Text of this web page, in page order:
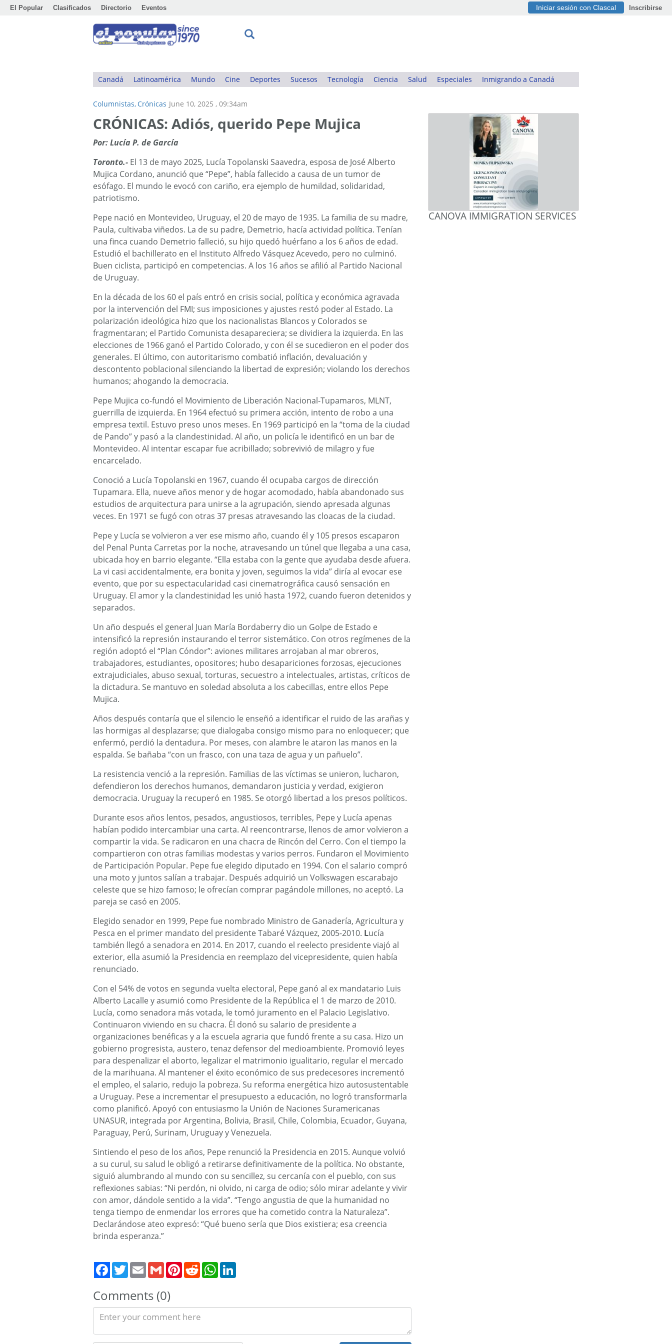
El Popular Clasificados Directorio Eventos Iniciar sesión con Clascal Inscribirse
Canadá Latinoamérica Mundo Cine Deportes Sucesos Tecnología Ciencia Salud Especiales Inmigrando a Canadá
Columnistas, Crónicas June 10, 2025 , 09:34am
CRÓNICAS: Adiós, querido Pepe Mujica
Por: Lucía P. de García
Toronto.- El 13 de mayo 2025, Lucía Topolanski Saavedra, esposa de José Alberto
Mujica Cordano, anunció que “Pepe”, había fallecido a causa de un tumor de
esófago. El mundo le evocó con cariño, era ejemplo de humildad, solidaridad,
patriotismo.
Pepe nació en Montevideo, Uruguay, el 20 de mayo de 1935. La familia de su madre,
Paula, cultivaba viñedos. La de su padre, Demetrio, hacía actividad política. Tenían
una finca cuando Demetrio falleció, su hijo quedó huérfano a los 6 años de edad.
Estudió el bachillerato en el Instituto Alfredo Vásquez Acevedo, pero no culminó.
Buen ciclista, participó en competencias. A los 16 años se afilió al Partido Nacional
de Uruguay.
En la década de los 60 el país entró en crisis social, política y económica agravada
por la intervención del FMI; sus imposiciones y ajustes restó poder al Estado. La
polarización ideológica hizo que los nacionalistas Blancos y Colorados se
fragmentaran; el Partido Comunista desapareciera; se dividiera la izquierda. En las
elecciones de 1966 ganó el Partido Colorado, y con él se sucedieron en el poder dos
generales. El último, con autoritarismo combatió inflación, devaluación y
descontento poblacional silenciando la libertad de expresión; violando los derechos
humanos; ahogando la democracia.
Pepe Mujica co-fundó el Movimiento de Liberación Nacional-Tupamaros, MLNT,
guerrilla de izquierda. En 1964 efectuó su primera acción, intento de robo a una
empresa textil. Estuvo preso unos meses. En 1969 participó en la “toma de la ciudad
de Pando” y pasó a la clandestinidad. Al año, un policía le identificó en un bar de
Montevideo. Al intentar escapar fue acribillado; sobrevivió de milagro y fue
encarcelado.
Conoció a Lucía Topolanski en 1967, cuando él ocupaba cargos de dirección
Tupamara. Ella, nueve años menor y de hogar acomodado, había abandonado sus
estudios de arquitectura para unirse a la agrupación, siendo apresada algunas
veces. En 1971 se fugó con otras 37 presas atravesando las cloacas de la ciudad.
Pepe y Lucía se volvieron a ver ese mismo año, cuando él y 105 presos escaparon
del Penal Punta Carretas por la noche, atravesando un túnel que llegaba a una casa,
ubicada hoy en barrio elegante. “Ella estaba con la gente que ayudaba desde afuera.
La vi casi accidentalmente, era bonita y joven, seguimos la vida” diría al evocar ese
evento, que por su espectacularidad casi cinematrográfica causó sensación en
Uruguay. El amor y la clandestinidad les unió hasta 1972, cuando fueron detenidos y
separados.
Un año después el general Juan María Bordaberry dio un Golpe de Estado e
intensificó la represión instaurando el terror sistemático. Con otros regímenes de la
región adoptó el “Plan Cóndor”: aviones militares arrojaban al mar obreros,
trabajadores, estudiantes, opositores; hubo desapariciones forzosas, ejecuciones
extrajudiciales, abuso sexual, torturas, secuestro a intelectuales, artistas, críticos de
la dictadura. Se mantuvo en soledad absoluta a los cabecillas, entre ellos Pepe
Mujica.
Años después contaría que el silencio le enseñó a identificar el ruido de las arañas y
las hormigas al desplazarse; que dialogaba consigo mismo para no enloquecer; que
enfermó, perdió la dentadura. Por meses, con alambre le ataron las manos en la
espalda. Se bañaba “con un frasco, con una taza de agua y un pañuelo”.
La resistencia venció a la represión. Familias de las víctimas se unieron, lucharon,
defendieron los derechos humanos, demandaron justicia y verdad, exigieron
democracia. Uruguay la recuperó en 1985. Se otorgó libertad a los presos políticos.
Durante esos años lentos, pesados, angustiosos, terribles, Pepe y Lucía apenas
habían podido intercambiar una carta. Al reencontrarse, llenos de amor volvieron a
compartir la vida. Se radicaron en una chacra de Rincón del Cerro. Con el tiempo la
compartieron con otras familias modestas y varios perros. Fundaron el Movimiento
de Participación Popular. Pepe fue elegido diputado en 1994. Con el salario compró
una moto y juntos salían a trabajar. Después adquirió un Volkswagen escarabajo
celeste que se hizo famoso; le ofrecían comprar pagándole millones, no aceptó. La
pareja se casó en 2005.
Elegido senador en 1999, Pepe fue nombrado Ministro de Ganadería, Agricultura y
Pesca en el primer mandato del presidente Tabaré Vázquez, 2005-2010. Lucía
también llegó a senadora en 2014. En 2017, cuando el reelecto presidente viajó al
exterior, ella asumió la Presidencia en reemplazo del vicepresidente, quien había
renunciado.
Con el 54% de votos en segunda vuelta electoral, Pepe ganó al ex mandatario Luis
Alberto Lacalle y asumió como Presidente de la República el 1 de marzo de 2010.
Lucía, como senadora más votada, le tomó juramento en el Palacio Legislativo.
Continuaron viviendo en su chacra. Él donó su salario de presidente a
organizaciones benéficas y a la escuela agraria que fundó frente a su casa. Hizo un
gobierno progresista, austero, tenaz defensor del medioambiente. Promovió leyes
para despenalizar el aborto, legalizar el matrimonio igualitario, regular el mercado
de la marihuana. Al mantener el éxito económico de sus predecesores incrementó
el empleo, el salario, redujo la pobreza. Su reforma energética hizo autosustentable
a Uruguay. Pese a incrementar el presupuesto a educación, no logró transformarla
como planificó. Apoyó con entusiasmo la Unión de Naciones Suramericanas
UNASUR, integrada por Argentina, Bolivia, Brasil, Chile, Colombia, Ecuador, Guyana,
Paraguay, Perú, Surinam, Uruguay y Venezuela.
Sintiendo el peso de los años, Pepe renunció la Presidencia en 2015. Aunque volvió
a su curul, su salud le obligó a retirarse definitivamente de la política. No obstante,
siguió alumbrando al mundo con su sencillez, su cercanía con el pueblo, con sus
reflexiones sabias: “Ni perdón, ni olvido, ni carga de odio; sólo mirar adelante y vivir
con amor, dándole sentido a la vida”. “Tengo angustia de que la humanidad no
tenga tiempo de enmendar los errores que ha cometido contra la Naturaleza”.
Declarándose ateo expresó: “Qué bueno sería que Dios existiera; esa creencia
brinda esperanza.”
TwitterEmail Gmail PinterestRedditWhatsApp
Comments (0)
CANOVA IMMIGRATION SERVICES